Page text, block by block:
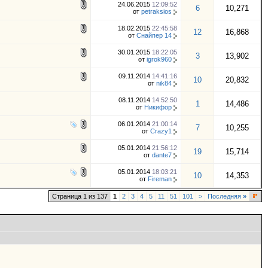
24.06.2015 12:09:52
от petraksios 6 10,271
18.02.2015 22:45:58
от Снайпер 14 12 16,868
30.01.2015 18:22:05
от igrok960 3 13,902
09.11.2014 14:41:16
от nik84 10 20,832
08.11.2014 14:52:50
от Никифор 1 14,486
06.01.2014 21:00:14
от Сrazy1 7 10,255
05.01.2014 21:56:12
от dante7 19 15,714
05.01.2014 18:03:21
от Fireman 10 14,353
Страница 1 из 137 1 2 3 4 5 11 51 101 > Последняя »